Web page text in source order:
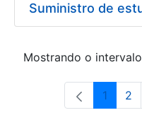
Mostrando o
Páxina
1 2